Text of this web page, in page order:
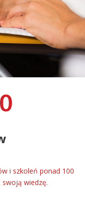
i szkoleń ponad 100
swoją wiedzę.